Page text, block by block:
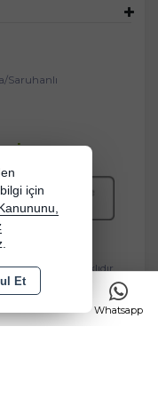
Whatsapp
Saruhanlı
hakları saklıdır.
ile korunmaktadır.
için
Et